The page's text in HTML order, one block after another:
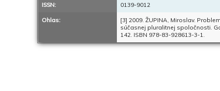
ISSN: 0139-9012
Ohlas:
[3] 2009. ŽUPINA, Miroslav.
súčasnej pluralitnej spoločnosti.
142. ISBN 978-83-928613-3-1.